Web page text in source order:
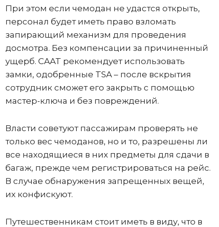
При этом если чемодан не удастся открыть,
персонал будет иметь право взломать
запирающий механизм для проведения
досмотра. Без компенсации за причиненный
ущерб. CAAT рекомендует использовать
замки, одобренные TSA – после вскрытия
сотрудник сможет его закрыть с помощью
мастер-ключа и без повреждений.
Власти советуют пассажирам проверять не
только вес чемоданов, но и то, разрешены ли
все находящиеся в них предметы для сдачи в
багаж, прежде чем регистрироваться на рейс.
В случае обнаружения запрещенных вещей,
их конфискуют.
Путешественникам стоит иметь в виду, что в